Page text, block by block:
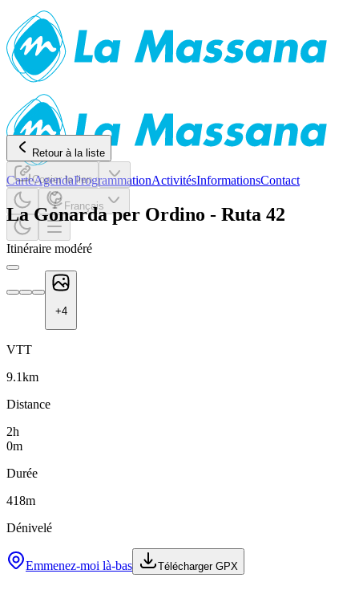
CarteAgendaProgrammationActivitésInformationsContact
Français
Retour à la liste
Copier le lien
La Gonarda per Ordino - Ruta 42
Itinéraire modéré
+4
VTT
9.1km
Distance
2h
0m
Durée
418m
Dénivelé
Emmenez-moi là-bas Télécharger GPX